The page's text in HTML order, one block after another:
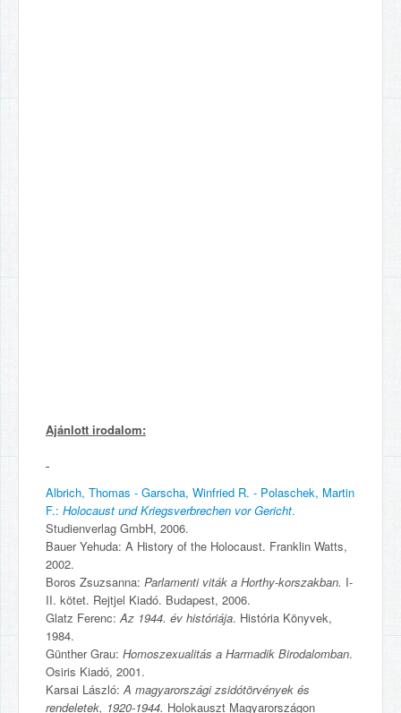
Ajánlott irodalom:
Albrich, Thomas - Garscha, Winfried R. - Polaschek, Martin
F.: Holocaust und Kriegsverbrechen vor Gericht.
Studienverlag GmbH, 2006.
Bauer Yehuda: A History of the Holocaust. Franklin Watts,
2002.
Boros Zsuzsanna: Parlamenti viták a Horthy-korszakban. I-
II. kötet. Rejtjel Kiadó. Budapest, 2006.
Glatz Ferenc:Az 1944. év históriája. História Könyvek,
1984.
Günther Grau: Homoszexualitás a Harmadik Birodalomban.
Osiris Kiadó, 2001.
Karsai László:A magyarországi zsidótörvények és
rendeletek, 1920-1944. Holokauszt Magyarországon